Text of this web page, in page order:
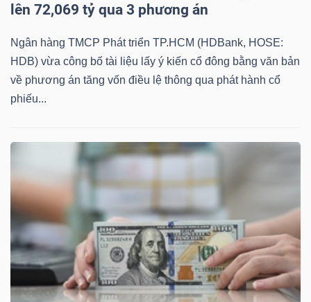
lên 72,069 tỷ qua 3 phương án
Ngân hàng TMCP Phát triển TP.HCM (HDBank, HOSE:
HDB) vừa công bố tài liệu lấy ý kiến cổ đông bằng văn bản
về phương án tăng vốn điều lệ thông qua phát hành cổ
phiếu...